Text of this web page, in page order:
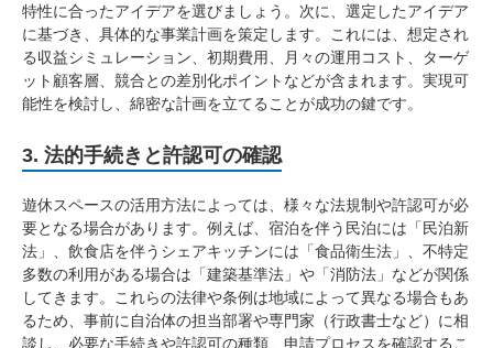
特性に合ったアイデアを選びましょう。次に、選定したアイデア
に基づき、具体的な事業計画を策定します。これには、想定され
る収益シミュレーション、初期費用、月々の運用コスト、ターゲ
ット顧客層、競合との差別化ポイントなどが含まれます。実現可
能性を検討し、綿密な計画を立てることが成功の鍵です。
3. 法的手続きと許認可の確認
遊休スペースの活用方法によっては、様々な法規制や許認可が必
要となる場合があります。例えば、宿泊を伴う民泊には「民泊新
法」、飲食店を伴うシェアキッチンには「食品衛生法」、不特定
多数の利用がある場合は「建築基準法」や「消防法」などが関係
してきます。これらの法律や条例は地域によって異なる場合もあ
るため、事前に自治体の担当部署や専門家（行政書士など）に相
談し、必要な手続きや許認可の種類、申請プロセスを確認するこ